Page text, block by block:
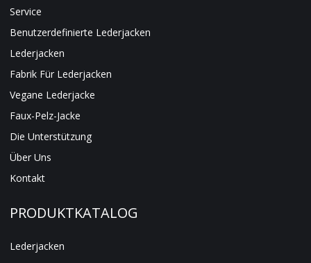
Service
Benutzerdefinierte Lederjacken
Lederjacken
Fabrik Für Lederjacken
Vegane Lederjacke
Faux-Pelz-Jacke
Die Unterstützung
Über Uns
Kontakt
PRODUKTKATALOG
Lederjacken